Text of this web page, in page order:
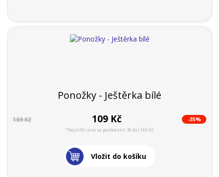
Ponožky - Ještěrka bílé
169 Kč 109 Kč -35%
*Nejnižší cena za posledních 30 dní 169 Kč
Vložit do košíku